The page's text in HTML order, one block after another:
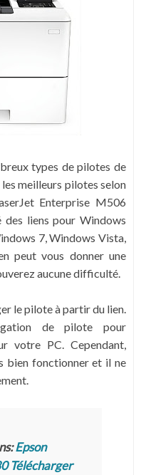
types de pilotes de
meilleurs pilotes selon
Enterprise M506
liens pour Windows
7, Windows Vista,
peut vous donner une
aucune difficulté.
le pilote à partir du lien.
de pilote pour
votre PC. Cependant,
bien fonctionner et il ne
Epson
Télécharger